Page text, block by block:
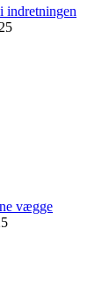
indretningen
vægge